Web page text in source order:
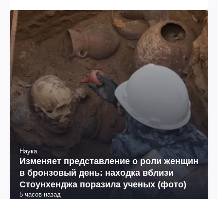
Наука
Изменяет представление о роли женщин
в бронзовый день: находка вблизи
Стоунхенджа поразила ученых (фото)
5 часов назад